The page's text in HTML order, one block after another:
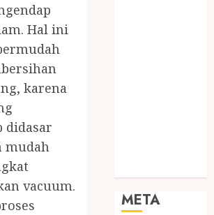
Hal ini
karena
didasar
mudah
vacuum.
META